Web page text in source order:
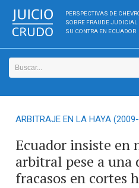
PERSPECTIVAS DE
SOBRE FRAUDE JUDICIAL
SU CONTRA EN ECUADOR
ARBITRAJE EN LA HAYA
Ecuador insiste en
arbitral pese a una
fracasos en cortes